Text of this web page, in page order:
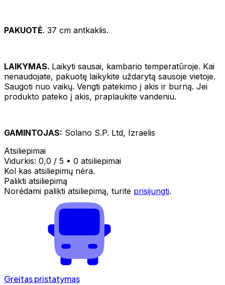
PAKUOTĖ. 37 cm antkaklis.
LAIKYMAS. Laikyti sausai, kambario temperatūroje. Kai
nenaudojate, pakuotę laikykite uždarytą sausoje vietoje.
Saugoti nuo vaikų. Vengti patekimo į akis ir burną. Jei
produkto pateko į akis, praplaukite vandeniu.
GAMINTOJAS: Solano S.P. Ltd, Izraelis
Atsiliepimai
Vidurkis: 0,0 / 5 • 0 atsiliepimai
Kol kas atsiliepimų nėra.
Palikti atsiliepimą
Norėdami palikti atsiliepimą, turite prisijungti.
Greitas pristatymas